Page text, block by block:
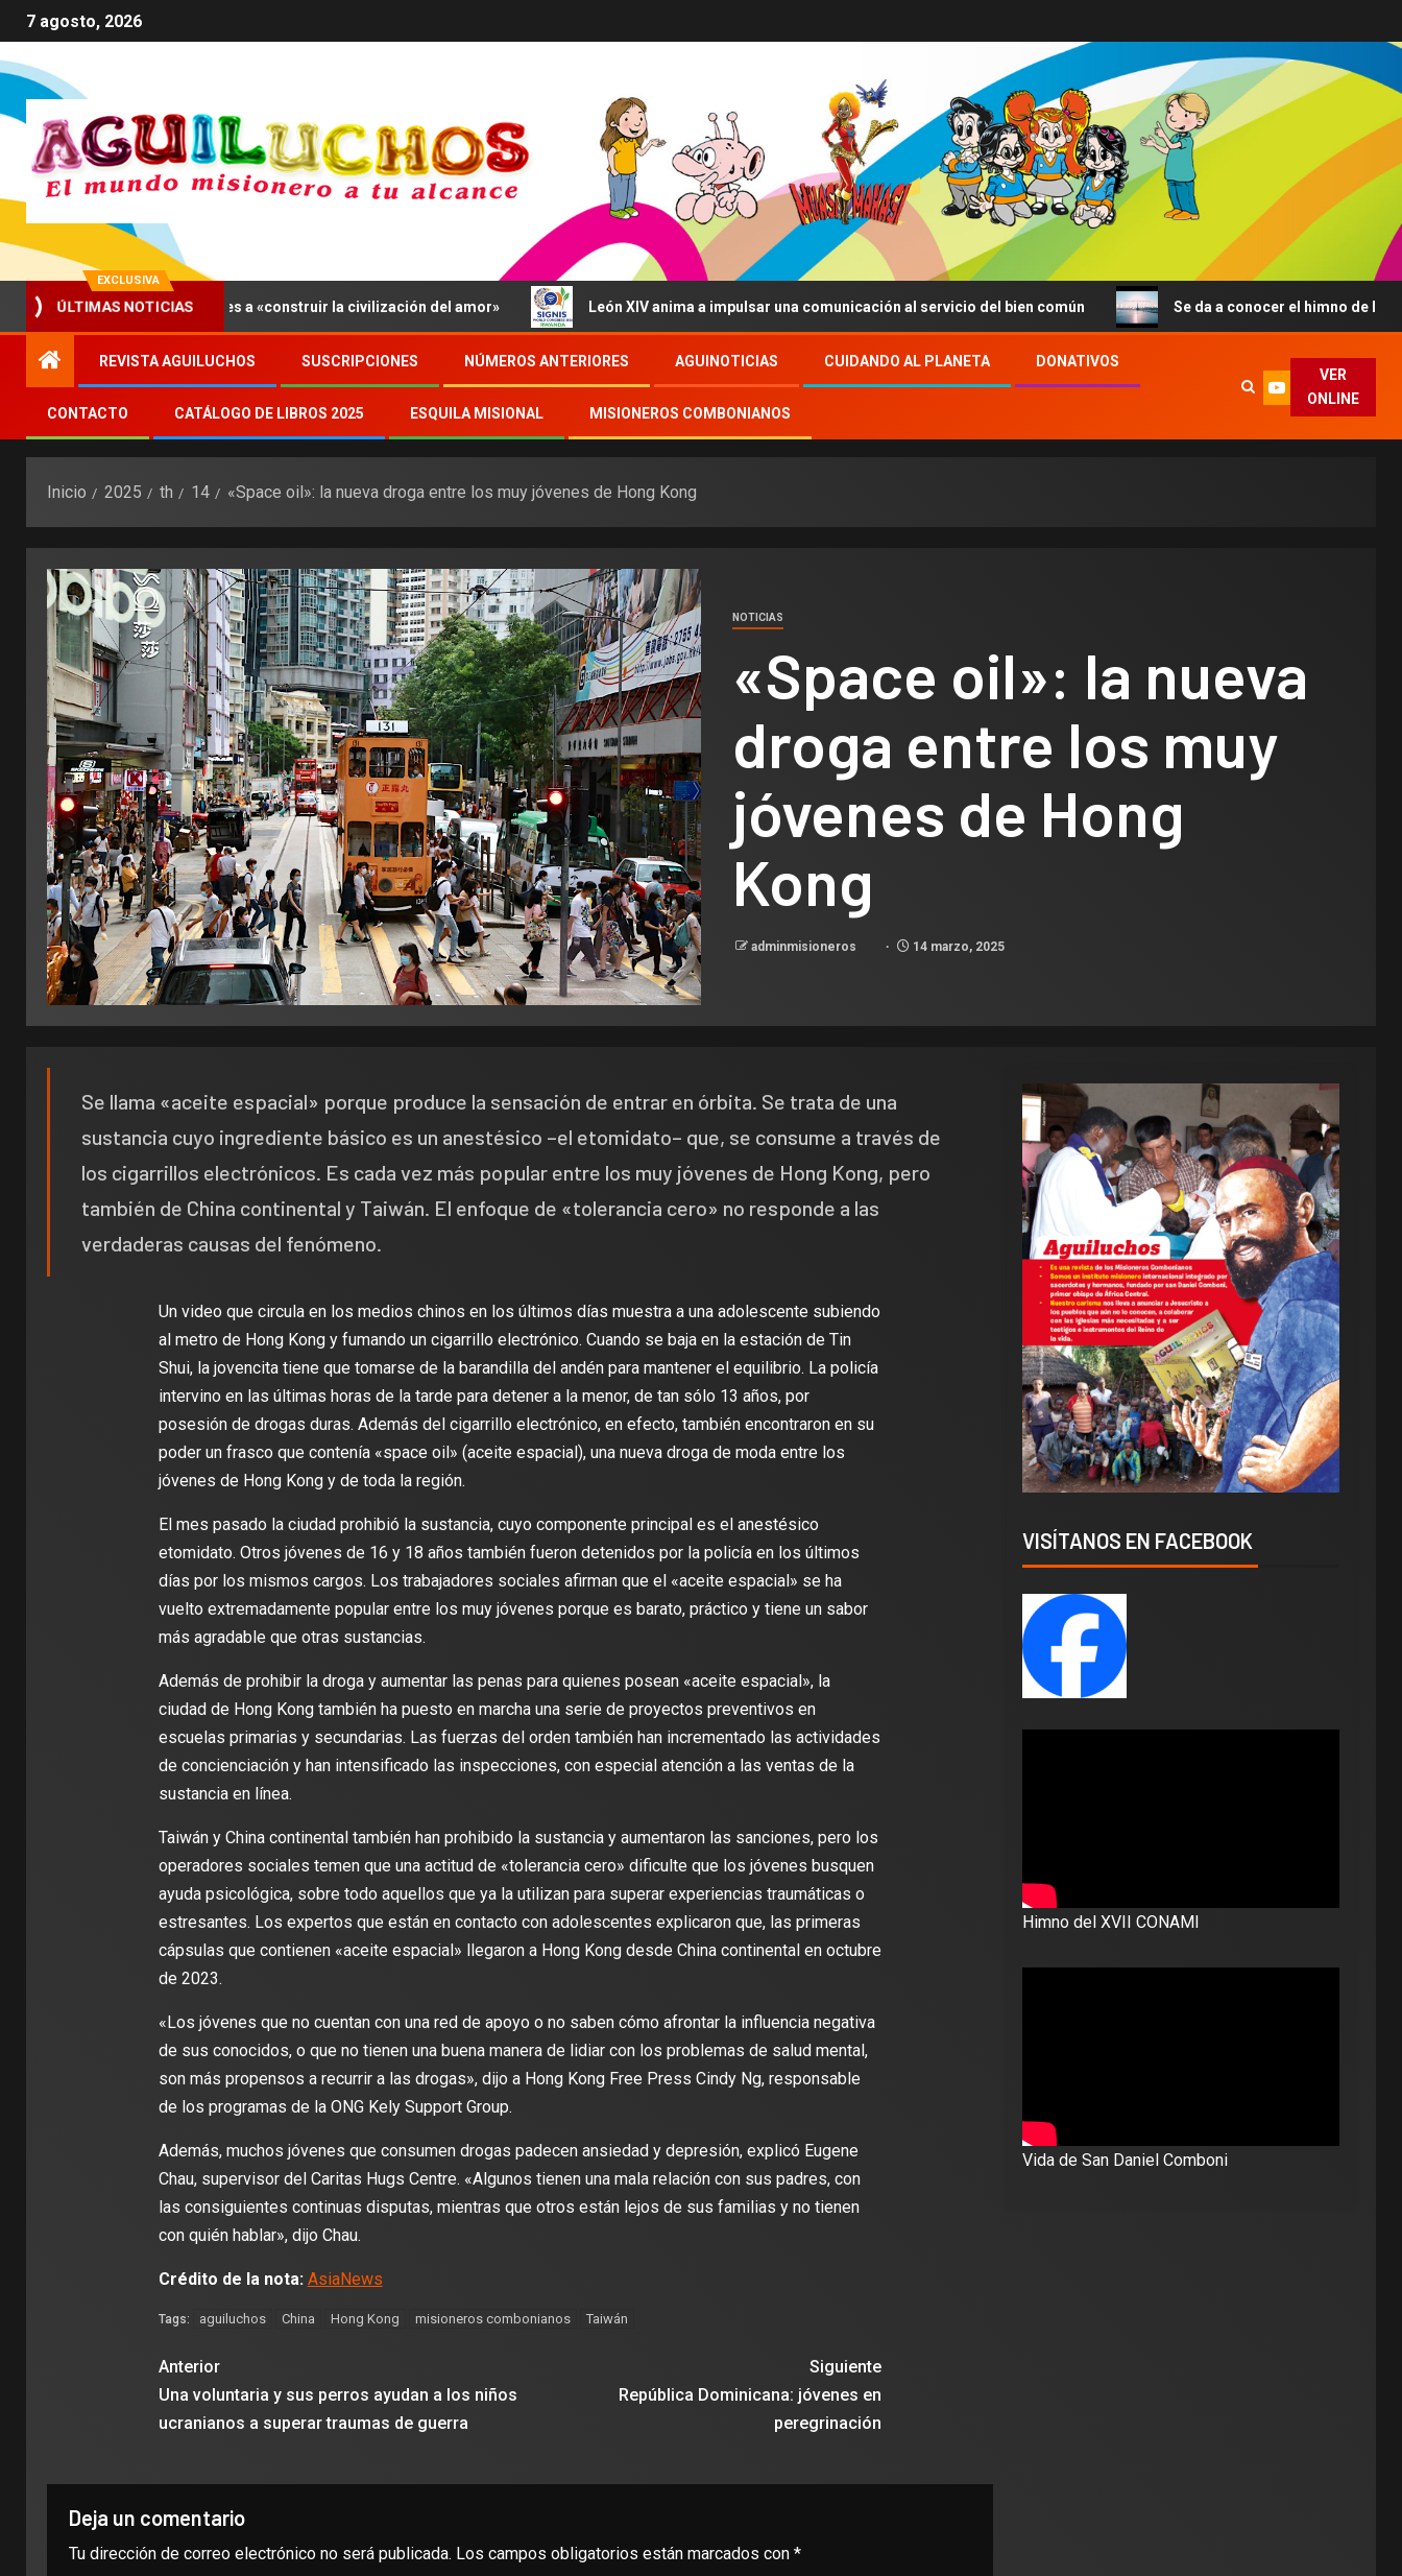
7 agosto, 2026
EXCLUSIVA
ÚLTIMAS NOTICIAS
XIV invita a los jóvenes a «construir la civilización del amor» León XIV anima a impulsar una comunicación al servicio del bien común Se da a conocer el himno de la JMJ de
REVISTA AGUILUCHOS SUSCRIPCIONES NÚMEROS ANTERIORES AGUINOTICIAS CUIDANDO AL PLANETA DONATIVOS
CONTACTO CATÁLOGO DE LIBROS 2025 ESQUILA MISIONAL MISIONEROS COMBONIANOS
VER
ONLINE
Inicio 2025 th 14 «Space oil»: la nueva droga entre los muy jóvenes de Hong Kong
NOTICIAS
«Space oil»: la nueva
droga entre los muy
jóvenes de Hong
Kong
adminmisioneros 14 marzo, 2025
Se llama «aceite espacial» porque produce la sensación de entrar en órbita. Se trata de una
sustancia cuyo ingrediente básico es un anestésico –el etomidato– que, se consume a través de
los cigarrillos electrónicos. Es cada vez más popular entre los muy jóvenes de Hong Kong, pero
también de China continental y Taiwán. El enfoque de «tolerancia cero» no responde a las
verdaderas causas del fenómeno.
Un video que circula en los medios chinos en los últimos días muestra a una adolescente subiendo
al metro de Hong Kong y fumando un cigarrillo electrónico. Cuando se baja en la estación de Tin
Shui, la jovencita tiene que tomarse de la barandilla del andén para mantener el equilibrio. La policía
intervino en las últimas horas de la tarde para detener a la menor, de tan sólo 13 años, por
posesión de drogas duras. Además del cigarrillo electrónico, en efecto, también encontraron en su
poder un frasco que contenía «space oil» (aceite espacial), una nueva droga de moda entre los
jóvenes de Hong Kong y de toda la región.
El mes pasado la ciudad prohibió la sustancia, cuyo componente principal es el anestésico
etomidato. Otros jóvenes de 16 y 18 años también fueron detenidos por la policía en los últimos
días por los mismos cargos. Los trabajadores sociales afirman que el «aceite espacial» se ha
vuelto extremadamente popular entre los muy jóvenes porque es barato, práctico y tiene un sabor
más agradable que otras sustancias.
Además de prohibir la droga y aumentar las penas para quienes posean «aceite espacial», la
ciudad de Hong Kong también ha puesto en marcha una serie de proyectos preventivos en
escuelas primarias y secundarias. Las fuerzas del orden también han incrementado las actividades
de concienciación y han intensificado las inspecciones, con especial atención a las ventas de la
sustancia en línea.
Taiwán y China continental también han prohibido la sustancia y aumentaron las sanciones, pero los
operadores sociales temen que una actitud de «tolerancia cero» dificulte que los jóvenes busquen
ayuda psicológica, sobre todo aquellos que ya la utilizan para superar experiencias traumáticas o
estresantes. Los expertos que están en contacto con adolescentes explicaron que, las primeras
cápsulas que contienen «aceite espacial» llegaron a Hong Kong desde China continental en octubre
de 2023.
«Los jóvenes que no cuentan con una red de apoyo o no saben cómo afrontar la influencia negativa
de sus conocidos, o que no tienen una buena manera de lidiar con los problemas de salud mental,
son más propensos a recurrir a las drogas», dijo a Hong Kong Free Press Cindy Ng, responsable
de los programas de la ONG Kely Support Group.
Además, muchos jóvenes que consumen drogas padecen ansiedad y depresión, explicó Eugene
Chau, supervisor del Caritas Hugs Centre. «Algunos tienen una mala relación con sus padres, con
las consiguientes continuas disputas, mientras que otros están lejos de sus familias y no tienen
con quién hablar», dijo Chau.
Crédito de la nota: AsiaNews
Tags: aguiluchos China Hong Kong misioneros combonianos Taiwán
Anterior
Una voluntaria y sus perros ayudan a los niños
ucranianos a superar traumas de guerra
Siguiente
República Dominicana: jóvenes en
peregrinación
Deja un comentario
Tu dirección de correo electrónico no será publicada. Los campos obligatorios están marcados con *
VISÍTANOS EN FACEBOOK
Himno del XVII CONAMI
Vida de San Daniel Comboni